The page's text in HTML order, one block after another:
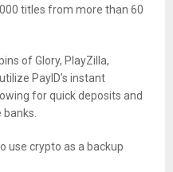
titles from more than 60
of Glory, PlayZilla,
PayID’s instant
for quick deposits and
use crypto as a backup